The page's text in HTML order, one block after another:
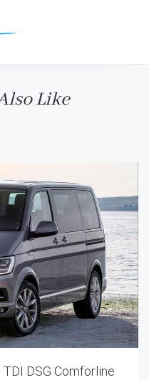
Like
DSG Comforline